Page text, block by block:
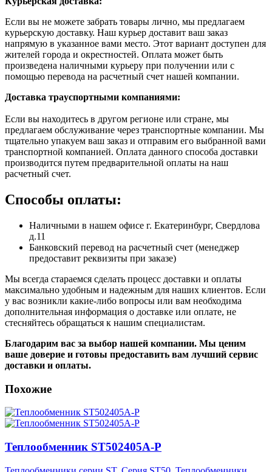
Если вы не можете забрать товары лично, мы предлагаем
курьерскую доставку. Наш курьер доставит ваш заказ
напрямую в указанное вами место. Этот вариант доступен для
жителей города и окрестностей. Оплата может быть
произведена наличными курьеру при получении или с
помощью перевода на расчетный счет нашей компании.
Доставка траyспортными компаниями:
Если вы находитесь в другом регионе или стране, мы
предлагаем обслуживание через транспортные компании. Мы
тщательно упакуем ваш заказ и отправим его выбранной вами
транспортной компанией. Оплата данного способа доставки
производится путем предварительной оплаты на наш
расчетный счет.
Способы оплаты:
Наличными в нашем офисе г. Екатеринбург, Свердлова
д.11
Банковский перевод на расчетный счет (менеджер
предоставит реквизиты при заказе)
Мы всегда стараемся сделать процесс доставки и оплаты
максимально удобным и надежным для наших клиентов. Если
у вас возникли какие-либо вопросы или вам необходима
дополнительная информация о доставке или оплате, не
стесняйтесь обращаться к нашим специалистам.
Благодарим вас за выбор нашей компании. Мы ценим
ваше доверие и готовы предоставить вам лучший сервис
доставки и оплаты.
Похожие
Теплообменник ST502405A-P